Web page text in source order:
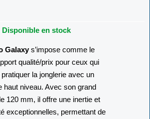
Disponible en stock
Galaxys’impose comme le
qualité/prix pour ceux qui
la jonglerie avec un
haut niveau. Avec son grand
120 mm, il offre une inertie et
exceptionnelles, permettant de